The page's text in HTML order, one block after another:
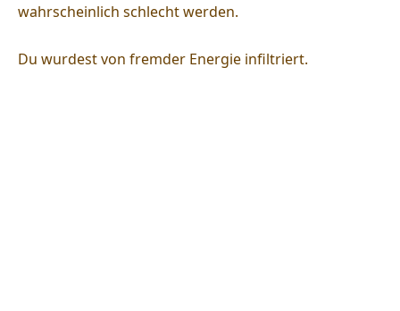
wahrscheinlich schlecht werden.
Du wurdest von fremder Energie infiltriert.